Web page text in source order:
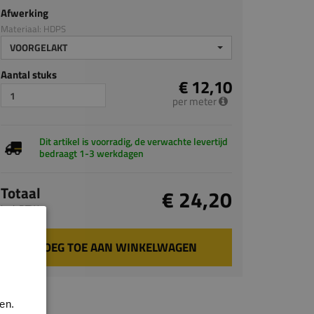
Afwerking
Materiaal: HDPS
VOORGELAKT
Aantal stuks € 12,10
per meter
Dit artikel is voorradig, de verwachte levertijd
bedraagt 1-3 werkdagen
Totaal
incl. BTW € 24,20
VOEG TOE AAN WINKELWAGEN